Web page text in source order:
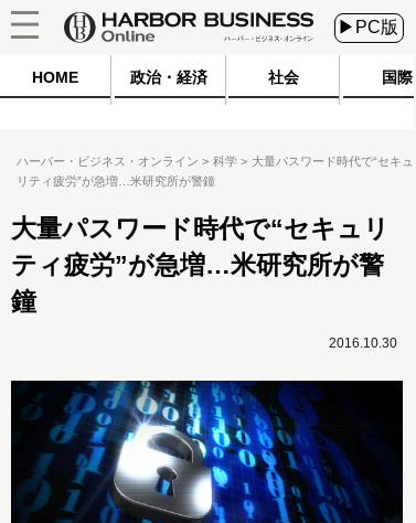
▶PC版
HOME 政治・経済 社会 国際
ハーバー・ビジネス・オンライン 科学
大量パスワード時代で“セキュ
リティ疲労”が急増…米研究所が警鐘
大量パスワード時代で“セキュリ
ティ疲労”が急増…米研究所が警
鐘
2016.10.30